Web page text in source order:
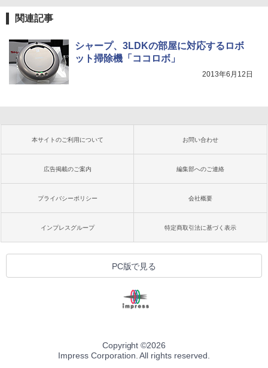
関連記事
シャープ、3LDKの部屋に対応するロボ
ット掃除機「ココロボ」
2013年6月12日
本サイトのご利用について お問い合わせ
広告掲載のご案内 編集部へのご連絡
プライバシーポリシー 会社概要
インプレスグループ 特定商取引法に基づく表示
PC版で見る
Copyright ©2026
Impress Corporation. All rights reserved.